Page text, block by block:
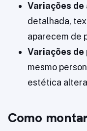
Variações de
detalhada,
aparecem de
Variações de
mesmo
estética
Como